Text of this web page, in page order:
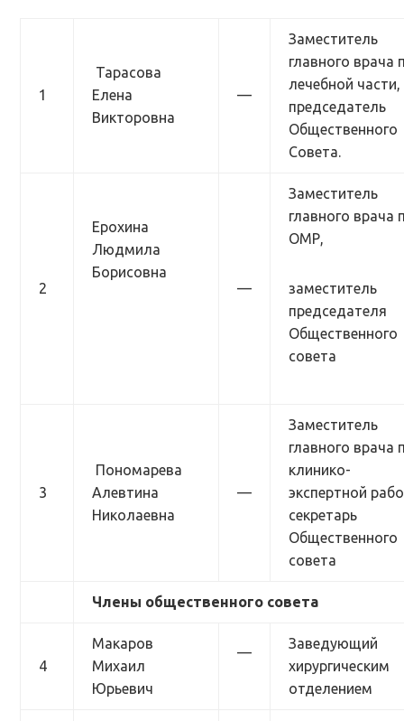
1
Тарасова
Елена
Викторовна
—
Заместитель
главного врача
лечебной части,
председатель
Общественного
Совета.
2
Ерохина
Людмила
Борисовна
—
Заместитель
главного врача
ОМР,
заместитель
председателя
Общественного
совета
3
Пономарева
Алевтина
Николаевна
—
Заместитель
главного врача
клинико-
экспертной
секретарь
Общественного
совета
Члены общественного совета
4
Макаров
Михаил
Юрьевич
—
Заведующий
хирургическим
отделением